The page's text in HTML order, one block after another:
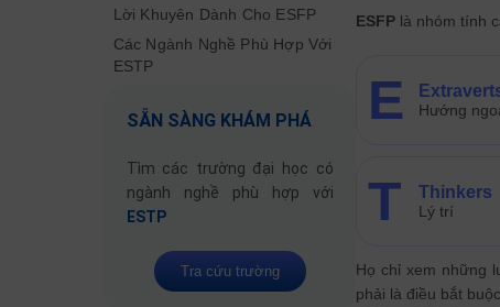
Lời Khuyên Dành Cho ESFP
Các Ngành Nghề Phù Hợp Với
ESTP
SẴN SÀNG KHÁM PHÁ
Tìm các trường đại học có
ngành nghề phù hợp với
ESTP
Tra cứu trường
ESFPlà nhóm tính
E Hướng
T Thinkers
Lý trí
Họ chỉ xem những
phải là điều bắt